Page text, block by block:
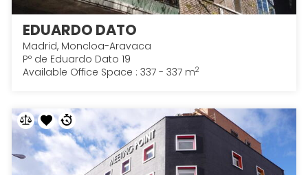
EDUARDO DATO
Madrid, Moncloa-Aravaca
Pº de Eduardo Dato 19
Available Office Space : 337 - 337 m2